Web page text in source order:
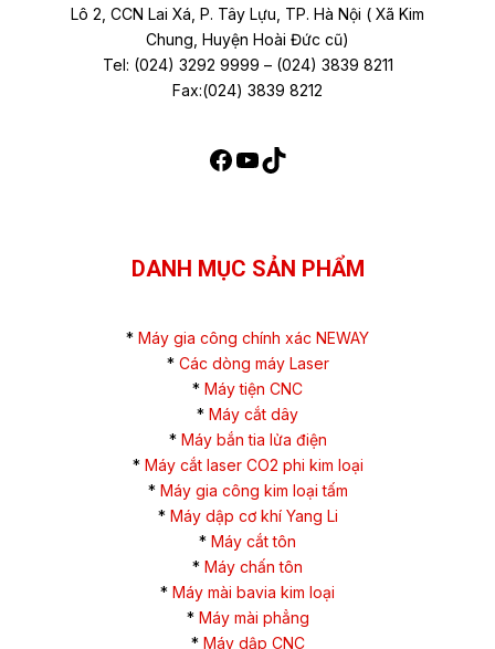
Lô 2, CCN Lai Xá, P. Tây Lựu, TP. Hà Nội ( Xã Kim
Chung, Huyện Hoài Đức cũ)
Tel: (024) 3292 9999 – (024) 3839 8211
Fax:(024) 3839 8212
DANH MỤC SẢN PHẨM
* Máy gia công chính xác NEWAY
* Các dòng máy Laser
* Máy tiện CNC
* Máy cắt dây
* Máy bắn tia lửa điện
* Máy cắt laser CO2 phi kim loại
* Máy gia công kim loại tấm
* Máy dập cơ khí Yang Li
* Máy cắt tôn
* Máy chấn tôn
* Máy mài bavia kim loại
* Máy mài phẳng
* Máy dập CNC